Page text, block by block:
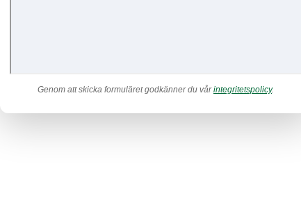
Genom att skicka formuläret godkänner du vårintegritetspolicy.